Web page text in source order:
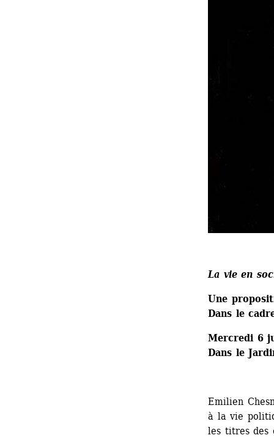
La vie en
Une
Dans le
Mercredi 6
Dans le
Emilien
à la vie
les titres des